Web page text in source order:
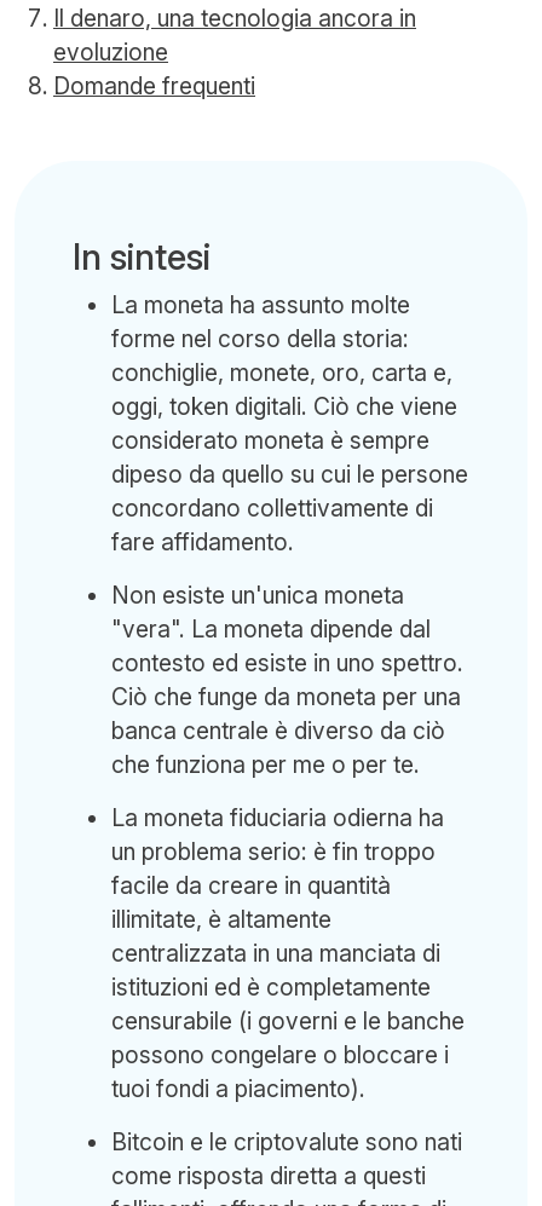
Il denaro, una tecnologia ancora in
evoluzione
Domande frequenti
In sintesi
La moneta ha assunto molte
forme nel corso della storia:
conchiglie, monete, oro, carta e,
oggi, token digitali. Ciò che viene
considerato moneta è sempre
dipeso da quello su cui le persone
concordano collettivamente di
fare affidamento.
Non esiste un'unica moneta
"vera". La moneta dipende dal
contesto ed esiste in uno spettro.
Ciò che funge da moneta per una
banca centrale è diverso da ciò
che funziona per me o per te.
La moneta fiduciaria odierna ha
un problema serio: è fin troppo
facile da creare in quantità
illimitate, è altamente
centralizzata in una manciata di
istituzioni ed è completamente
censurabile (i governi e le banche
possono congelare o bloccare i
tuoi fondi a piacimento).
Bitcoin e le criptovalute sono nati
come risposta diretta a questi